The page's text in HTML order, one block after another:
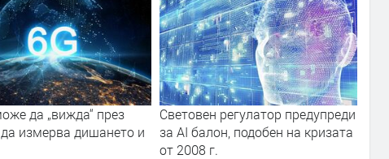
да „вижда“ през
измерва дишането и
Световен регулатор предупреди
за AI балон, подобен на кризата
от 2008 г.